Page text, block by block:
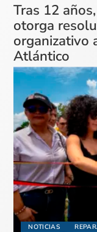
Tras 12
otorga
organizativo
Atlántico
NOTICIAS